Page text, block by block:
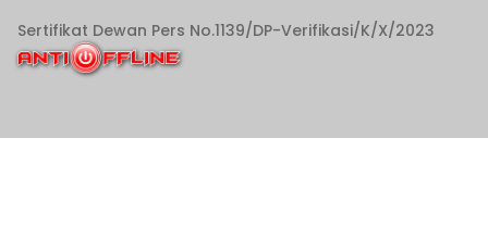
Sertifikat Dewan Pers No.1139/DP-Verifikasi/K/X/2023